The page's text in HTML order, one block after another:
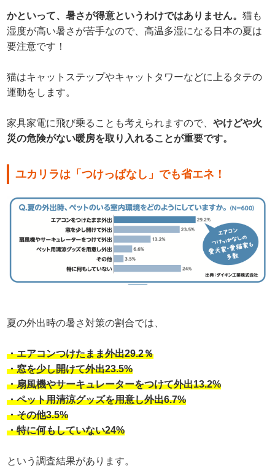
かといって、暑さが得意というわけではありません。猫も
湿度が高い暑さが苦手なので、高温多湿になる日本の夏は
要注意です！
猫はキャットステップやキャットタワーなどに上るタテの
運動をします。
家具家電に飛び乗ることも考えられますので、やけどや火
災の危険がない暖房を取り入れることが重要です。
ユカリラは「つけっぱなし」でも省エネ！
夏の外出時の暑さ対策の割合では、
・エアコンつけたまま外出29.2％
・窓を少し開けて外出23.5%
・扇風機やサーキュレーターをつけて外出13.2%
・ペット用清涼グッズを用意し外出6.7%
・その他3.5%
・特に何もしていない24%
という調査結果があります。